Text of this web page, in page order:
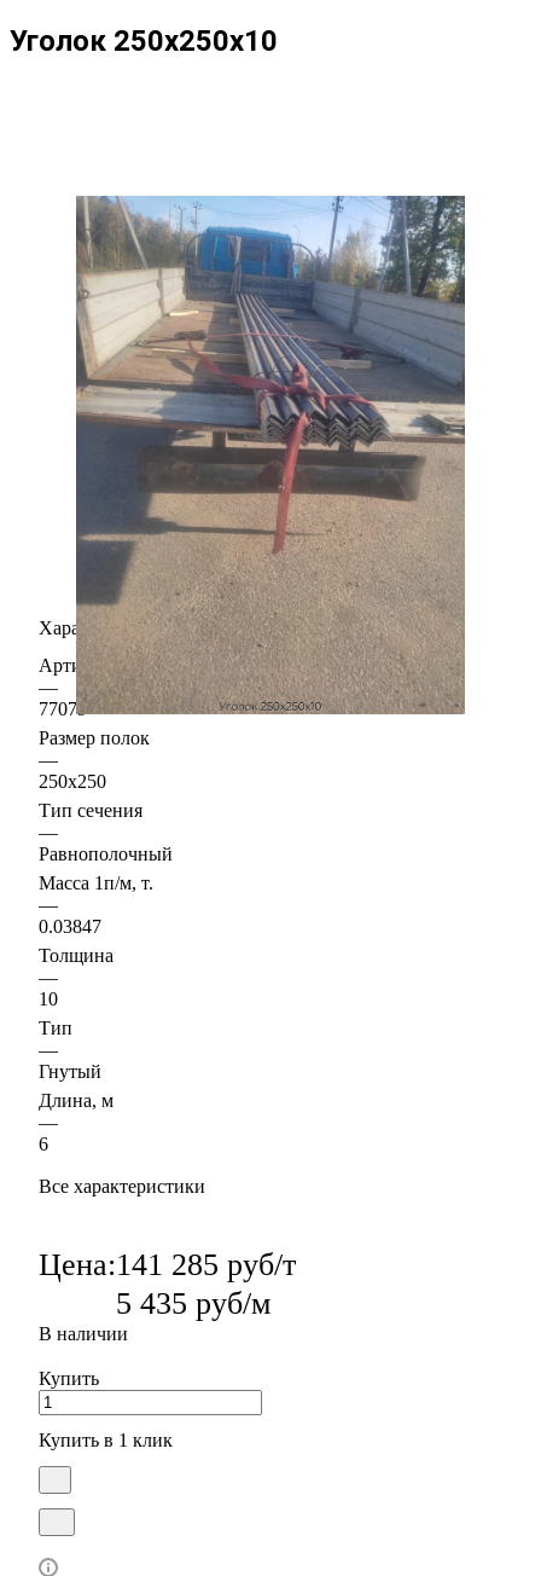
Уголок 250х250х10
Характеристики
Артикул
—
77079
Размер полок
—
250х250
Тип сечения
—
Равнополочный
Масса 1п/м, т.
—
0.03847
Толщина
—
10
Тип
—
Гнутый
Длина, м
—
6
Все характеристики
Цена:141 285 руб/т
5 435 руб/м
В наличии
Купить
Купить в 1 клик